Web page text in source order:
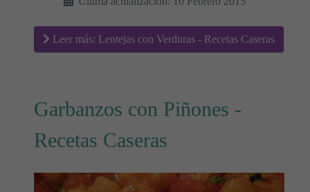
Leer más: Lentejas con Verduras - Recetas Caseras
Garbanzos con Piñones -
Recetas Caseras